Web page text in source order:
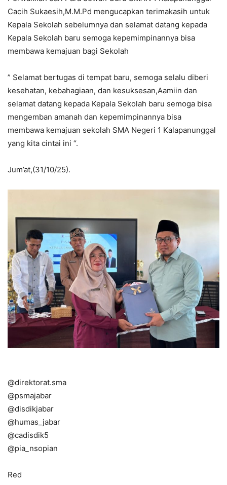
Cacih Sukaesih,M.M.Pd mengucapkan terimakasih untuk
Kepala Sekolah sebelumnya dan selamat datang kepada
Kepala Sekolah baru semoga kepemimpinannya bisa
membawa kemajuan bagi Sekolah
” Selamat bertugas di tempat baru, semoga selalu diberi
kesehatan, kebahagiaan, dan kesuksesan,Aamiin dan
selamat datang kepada Kepala Sekolah baru semoga bisa
mengemban amanah dan kepemimpinannya bisa
membawa kemajuan sekolah SMA Negeri 1 Kalapanunggal
yang kita cintai ini “.
Jum’at,(31/10/25).
@direktorat.sma
@psmajabar
@disdikjabar
@humas_jabar
@cadisdik5
@pia_nsopian
Red